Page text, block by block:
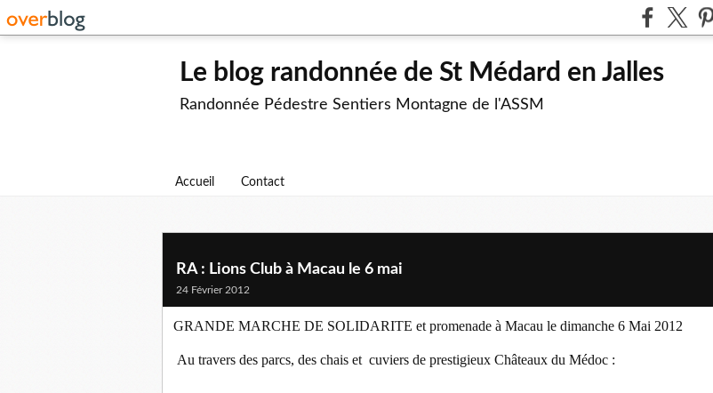
Le blog randonnée de St Médard en Jalles
Randonnée Pédestre Sentiers Montagne de l'ASSM
Accueil Contact
RA : Lions Club à Macau le 6 mai
24 Février 2012
GRANDE MARCHE DE SOLIDARITE et promenade à Macau le dimanche 6 Mai 2012
Au travers des parcs, des chais et cuviers de prestigieux Châteaux du Médoc :